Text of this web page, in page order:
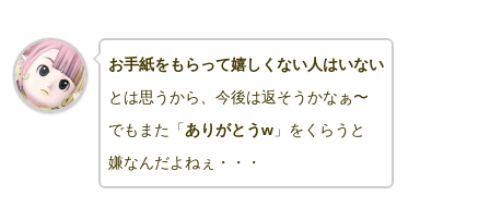
お手紙をもらって嬉しくない人はいない
とは思うから、今後は返そうかなぁ〜
でもまた「ありがとうw」をくらうと
嫌なんだよねぇ・・・